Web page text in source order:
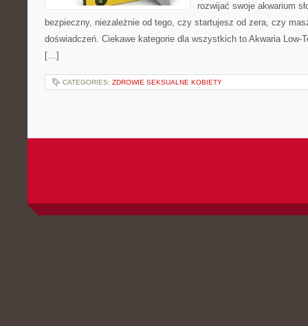
rozwijać swoje akwarium
bezpieczny, niezależnie od tego, czy startujesz od zera, czy
doświadczeń. Ciekawe kategorie dla wszystkich to Akwaria Low-
[…]
CATEGORIES: ZDROWIE SEKSUALNE KOBIETY